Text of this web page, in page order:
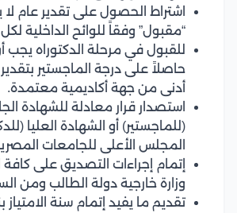
اشتراط الحصول على تقدير عام
“مقبول” وفقاً للوائح الداخلية
للقبول في مرحلة الدكتوراه يجب
حاصلاً على درجة الماجستير
أدنى من جهة أكاديمية معتمدة.
استصدار قرار معادلة للشهادة
(للماجستير) أو الشهادة العليا
المجلس الأعلى للجامعات
إتمام إجراءات التصديق على
وزارة خارجية دولة الطالب ومن
تقديم ما يفيد إتمام سنة الامتياز